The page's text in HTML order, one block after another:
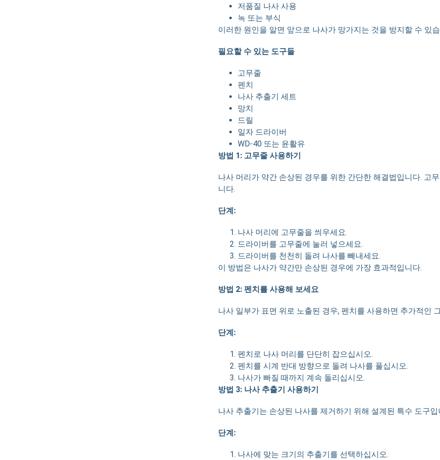
저품질 나사 사용
녹 또는 부식
이러한 원인을 알면 앞으로 나사가 망가지는 것을 방지할 수 있
필요할 수 있는 도구들
고무줄
펜치
나사 추출기 세트
망치
드릴
일자 드라이버
WD-40 또는 윤활유
방법 1: 고무줄 사용하기
나사 머리가 약간 손상된 경우를 위한 간단한 해결법입니다. 고
니다.
단계:
나사 머리에 고무줄을 씌우세요.
드라이버를 고무줄에 눌러 넣으세요.
드라이버를 천천히 돌려 나사를 빼내세요.
이 방법은 나사가 약간만 손상된 경우에 가장 효과적입니다.
방법 2: 펜치를 사용해 보세요
나사 일부가 표면 위로 노출된 경우, 펜치를 사용하면 추가적인
단계:
펜치로 나사 머리를 단단히 잡으십시오.
펜치를 시계 반대 방향으로 돌려 나사를 풀십시오.
나사가 빠질 때까지 계속 돌리십시오.
방법 3: 나사 추출기 사용하기
나사 추출기는 손상된 나사를 제거하기 위해 설계된 특수 도구입
단계:
나사에 맞는 크기의 추출기를 선택하십시오.